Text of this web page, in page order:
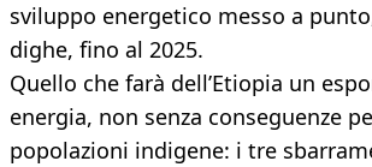
sviluppo energetico messo a
dighe, fino al 2025.
Quello che farà dell’Etiopia un
energia, non senza conseguenze
popolazioni indigene: i tre